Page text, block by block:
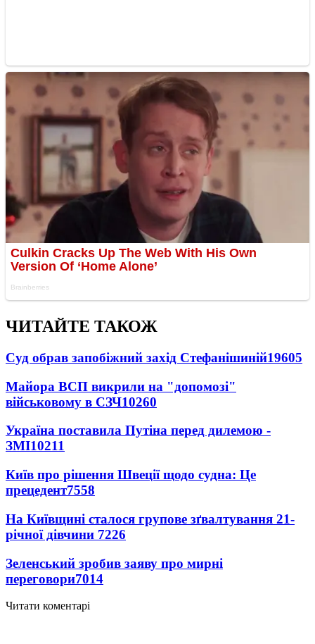
ЧИТАЙТЕ ТАКОЖ
Суд обрав запобіжний захід Стефанішиній19605
Майора ВСП викрили на "допомозі"
військовому в СЗЧ10260
Україна поставила Путіна перед дилемою -
ЗМІ10211
Київ про рішення Швеції щодо судна: Це
прецедент7558
На Київщині сталося групове зґвалтування 21-
річної дівчини 7226
Зеленський зробив заяву про мирні
переговори7014
Читати коментарі